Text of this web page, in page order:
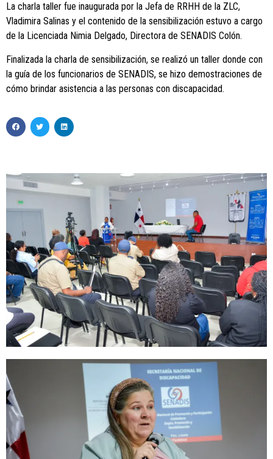
La charla taller fue inaugurada por la Jefa de RRHH de la ZLC,
Vladimira Salinas y el contenido de la sensibilización estuvo a cargo
de la Licenciada Nimia Delgado, Directora de SENADIS Colón.
Finalizada la charla de sensibilización, se realizó un taller donde con
la guía de los funcionarios de SENADIS, se hizo demostraciones de
cómo brindar asistencia a las personas con discapacidad.